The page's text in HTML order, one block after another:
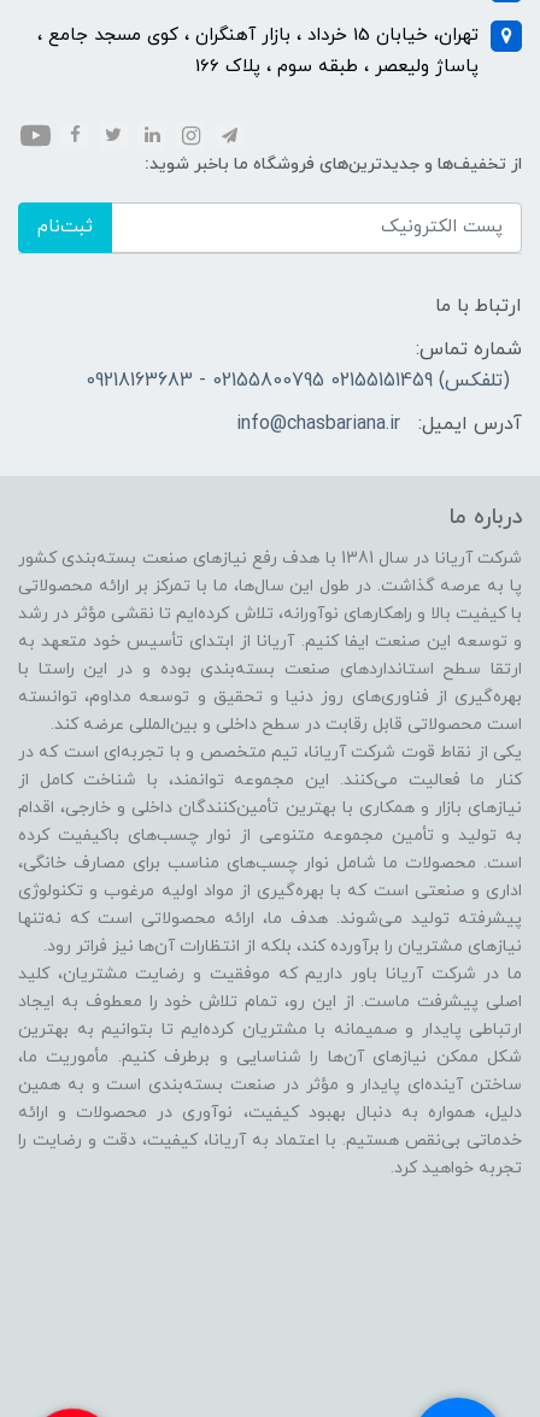
تهران، خیابان 15 خرداد ، بازار آهنگران ، کوی مسجد جامع ،
پاساژ ولیعصر ، طبقه سوم ، پلاک 166
از تخفیف‌ها و جدیدترین‌های فروشگاه ما باخبر شوید:
ثبت‌نام
ارتباط با ما
شماره تماس:
(تلفکس) 02155151459 02155800795 - 09218163683
آدرس ایمیل:
info@chasbariana.ir
درباره ما
شرکت آریانا در سال 1381 با هدف رفع نیازهای صنعت بسته‌بندی کشور
پا به عرصه گذاشت. در طول این سال‌ها، ما با تمرکز بر ارائه محصولاتی
با کیفیت بالا و راهکارهای نوآورانه، تلاش کرده‌ایم تا نقشی مؤثر در رشد
و توسعه این صنعت ایفا کنیم. آریانا از ابتدای تأسیس خود متعهد به
ارتقا سطح استانداردهای صنعت بسته‌بندی بوده و در این راستا با
بهره‌گیری از فناوری‌های روز دنیا و تحقیق و توسعه مداوم، توانسته
است محصولاتی قابل رقابت در سطح داخلی و بین‌المللی عرضه کند.
یکی از نقاط قوت شرکت آریانا، تیم متخصص و با تجربه‌ای است که در
کنار ما فعالیت می‌کنند. این مجموعه توانمند، با شناخت کامل از
نیازهای بازار و همکاری با بهترین تأمین‌کنندگان داخلی و خارجی، اقدام
به تولید و تأمین مجموعه متنوعی از نوار چسب‌های باکیفیت کرده
است. محصولات ما شامل نوار چسب‌های مناسب برای مصارف خانگی،
اداری و صنعتی است که با بهره‌گیری از مواد اولیه مرغوب و تکنولوژی
پیشرفته تولید می‌شوند. هدف ما، ارائه محصولاتی است که نه‌تنها
نیازهای مشتریان را برآورده کند، بلکه از انتظارات آن‌ها نیز فراتر رود.
ما در شرکت آریانا باور داریم که موفقیت و رضایت مشتریان، کلید
اصلی پیشرفت ماست. از این رو، تمام تلاش خود را معطوف به ایجاد
ارتباطی پایدار و صمیمانه با مشتریان کرده‌ایم تا بتوانیم به بهترین
شکل ممکن نیازهای آن‌ها را شناسایی و برطرف کنیم. مأموریت ما،
ساختن آینده‌ای پایدار و مؤثر در صنعت بسته‌بندی است و به همین
دلیل، همواره به دنبال بهبود کیفیت، نوآوری در محصولات و ارائه
خدماتی بی‌نقص هستیم. با اعتماد به آریانا، کیفیت، دقت و رضایت را
تجربه خواهید کرد.